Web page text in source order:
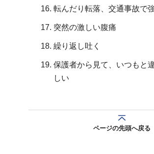
転んだり転落、交通事故で
突然の激しい腹痛
繰り返し吐く
保護者から見て、いつもと
しい
ページの先頭へ戻る